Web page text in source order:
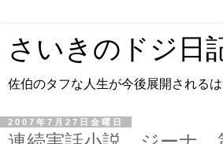
さいきのドジ日
佐伯のタフな人生が今後展開される
2007年7月27日金曜日